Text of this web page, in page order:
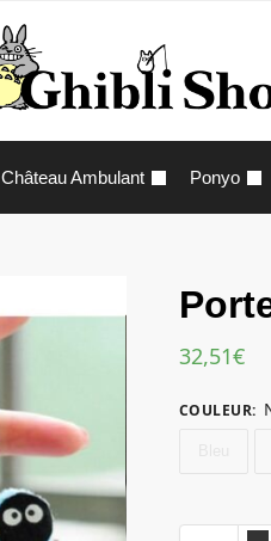
Château Ambulant Ponyo
32,51€
COULEUR: